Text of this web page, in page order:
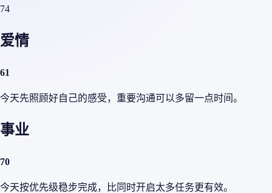
74
爱情
61
今天先照顾好自己的感受，重要沟通可以多留一点时间。
事业
70
今天按优先级稳步完成，比同时开启太多任务更有效。